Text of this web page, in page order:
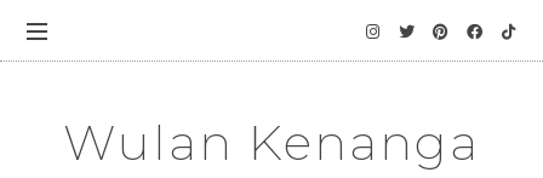
Wulan Kenanga